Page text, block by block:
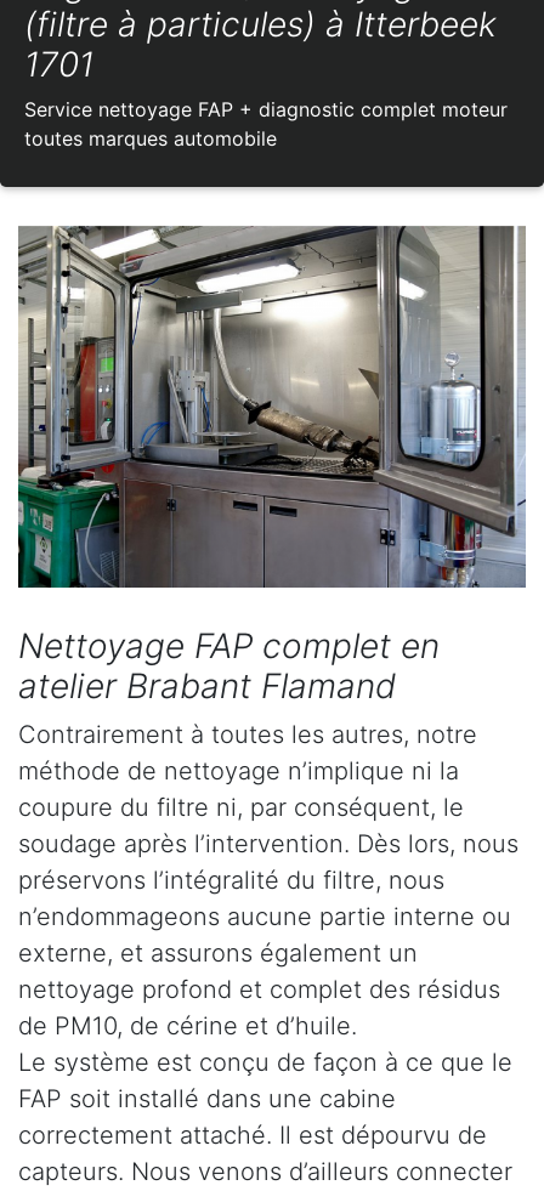
(filtre à particules) à Itterbeek
1701
Service nettoyage FAP + diagnostic complet moteur
toutes marques automobile
Nettoyage FAP complet en
atelier Brabant Flamand
Contrairement à toutes les autres, notre
méthode de nettoyage n’implique ni la
coupure du filtre ni, par conséquent, le
soudage après l’intervention. Dès lors, nous
préservons l’intégralité du filtre, nous
n’endommageons aucune partie interne ou
externe, et assurons également un
nettoyage profond et complet des résidus
de PM10, de cérine et d’huile.
Le système est conçu de façon à ce que le
FAP soit installé dans une cabine
correctement attaché. Il est dépourvu de
capteurs. Nous venons d’ailleurs connecter